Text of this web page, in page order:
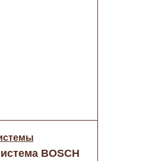
BOSCH